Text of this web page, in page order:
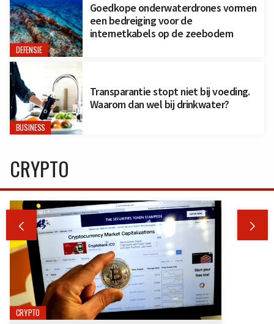
DEFENSIE
Goedkope onderwaterdrones vormen
een bedreiging voor de
internetkabels op de zeebodem
BUSINESS
Transparantie stopt niet bij voeding.
Waarom dan wel bij drinkwater?
CRYPTO
 
CRYPTO